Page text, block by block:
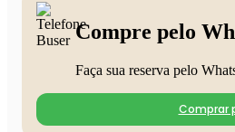
Compre pelo
Faça sua reserva pelo
Comprar